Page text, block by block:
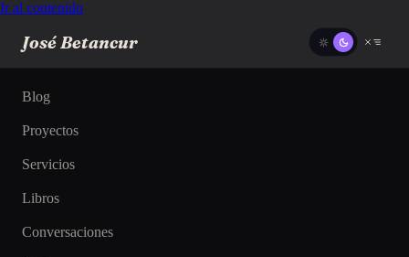
Ir al contenido
José Betancur
Blog
Proyectos
Servicios
Libros
Conversaciones